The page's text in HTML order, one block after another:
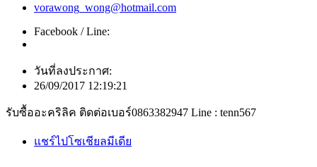
vorawong_wong@hotmail.com
Facebook / Line:
วันที่ลงประกาศ:
26/09/2017 12:19:21
รับซื้ออะคริลิค ติดต่อเบอร์0863382947 Line : tenn567
แชร์ไปโซเชียลมีเดีย